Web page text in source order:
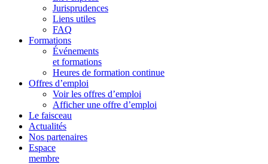
Jurisprudences
Liens utiles
FAQ
Formations
Événements
et formations
Heures de formation continue
Offres d’emploi
Voir les offres d’emploi
Afficher une offre d’emploi
Le faisceau
Actualités
Nos partenaires
Espace
membre